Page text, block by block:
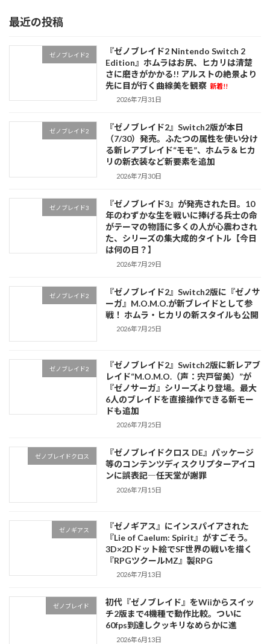
最近の投稿
ゼノブレイド2
『ゼノブレイド2 Nintendo Switch 2
Edition』ホムラはお尻、ヒカリは清楚
さに磨きがかかる!! アルストの絶景より
先に目が行く曲線美を観察 新着!!
2026年7月31日
ゼノブレイド2
『ゼノブレイド2』Switch2版が本日
（7/30）発売。ふたつの属性を使い分け
る新レアブレイド“モモ”、ホムラ＆ヒカ
リの新衣装など新要素を追加
2026年7月30日
ゼノブレイド3
『ゼノブレイド3』が発売された日。10
年のわずかな生を戦いに捧げる兵士の命
がテーマの物語に多くの人が心震わされ
た、シリーズの集大成的タイトル【今日
は何の日？】
2026年7月29日
ゼノブレイド2
『ゼノブレイド2』Switch2版に『ゼノサ
ーガ』M.O.M.O.が新ブレイドとして参
戦！ ホムラ・ヒカリの新スタイルも公開
2026年7月25日
ゼノブレイド2
『ゼノブレイド2』Switch2版に新レアブ
レイド“M.O.M.O.（声：宍戸留美）”が
『ゼノサーガ』シリーズより登場。最大
6人のブレイドを直接操作できる新モー
ドも追加
2026年7月25日
ゼノブレイドクロス
『ゼノブレイドクロス DE』パッケージ
等のコンテンツディスクリプターアイコ
ンに誤表記―任天堂が謝罪
2026年7月15日
ゼノギアス
『ゼノギアス』にインスパイアされた
『Lie of Caelum: Spirit』がすごそう。
3D×2Dドット絵でSF世界の戦いを描く
『RPGツクールMZ』製RPG
2026年7月13日
ゼノブレイド
初代『ゼノブレイド』をWiiからスイッ
チ2版まで4機種で動作比較。ついに
60fps到達しクッキリなめらかに進
2026年6月13日